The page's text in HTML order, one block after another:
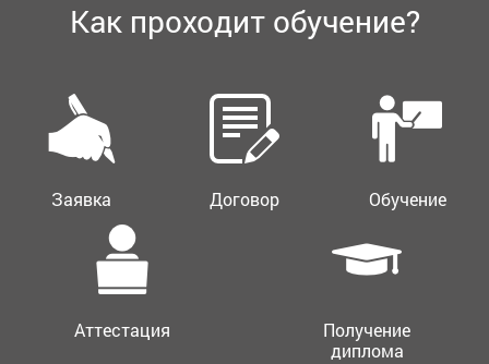
Как проходит обучение?
Заявка Договор Обучение
Аттестация
Получение
диплома